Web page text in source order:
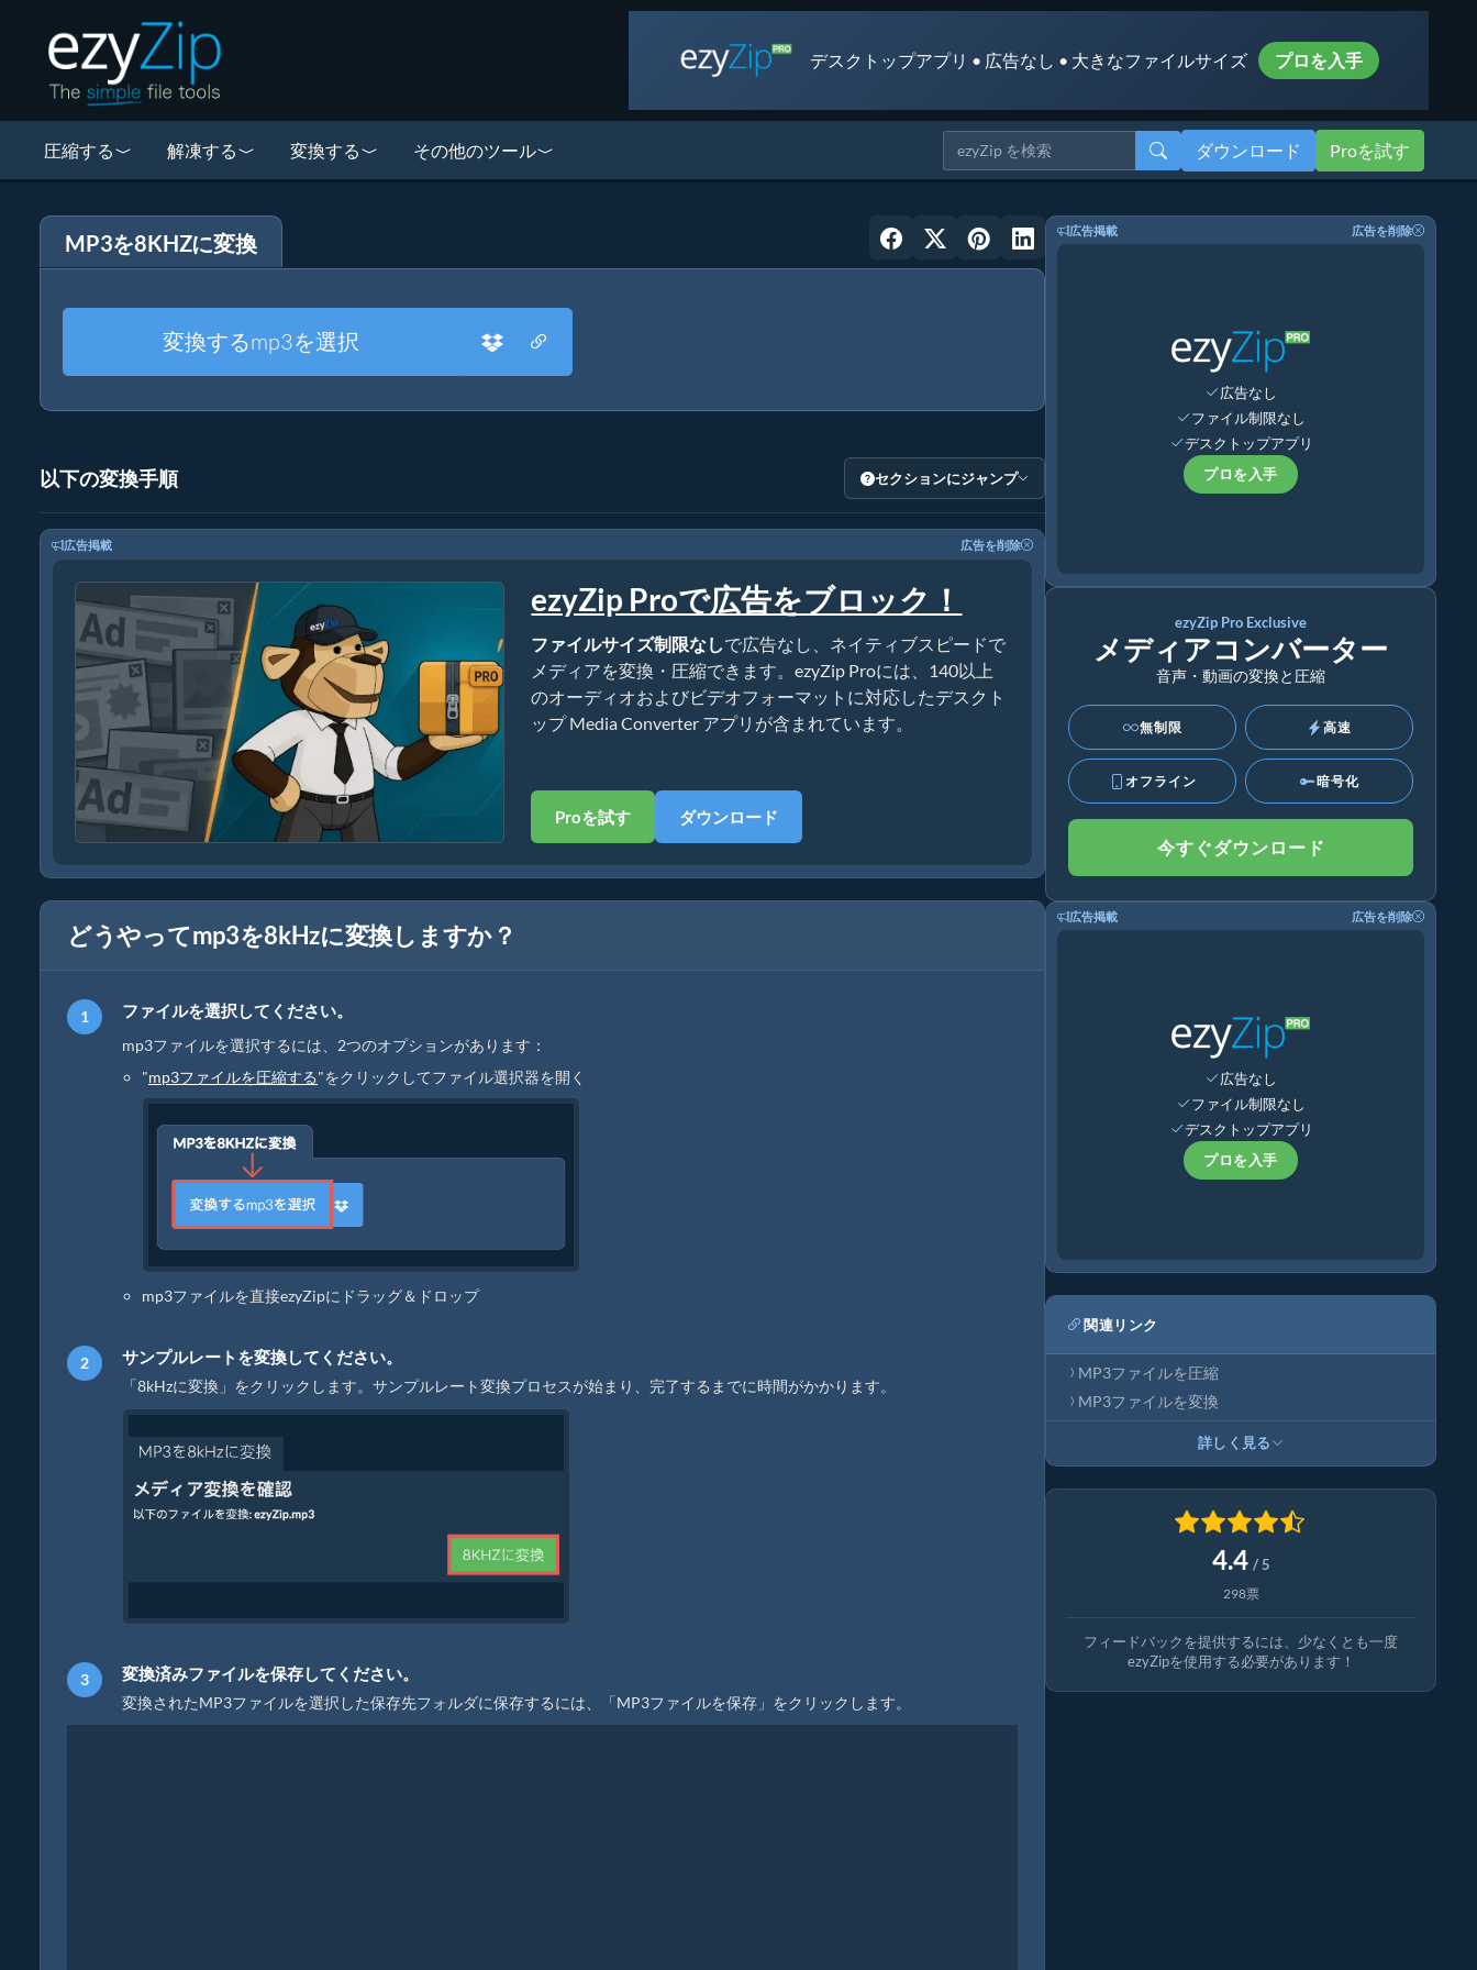
デスクトップアプリ • 広告なし • 大きなファイルサイズ プロを入手
圧縮する 解凍する 変換する その他のツール ダウンロード Proを試す
MP3を8KHZに変換
変換するmp3を選択
以下の変換手順 セクションにジャンプ
広告掲載 広告を削除
ezyZip Proで広告をブロック！
ファイルサイズ制限なしで広告なし、ネイティブスピードで
メディアを変換・圧縮できます。ezyZip Proには、140以上
のオーディオおよびビデオフォーマットに対応したデスクト
ップ Media Converter アプリが含まれています。
Proを試す ダウンロード
どうやってmp3を8kHzに変換しますか？
ファイルを選択してください。
mp3ファイルを選択するには、2つのオプションがあります：
"mp3ファイルを圧縮する"をクリックしてファイル選択器を開く
mp3ファイルを直接ezyZipにドラッグ＆ドロップ
サンプルレートを変換してください。
「8kHzに変換」をクリックします。サンプルレート変換プロセスが始まり、完了するまでに時間がかかります。
変換済みファイルを保存してください。
変換されたMP3ファイルを選択した保存先フォルダに保存するには、「MP3ファイルを保存」をクリックします。
広告掲載 広告を削除
広告なし
ファイル制限なし
デスクトップアプリ
プロを入手
ezyZip Pro Exclusive
メディアコンバーター
音声・動画の変換と圧縮
無制限 高速
オフライン 暗号化
今すぐダウンロード
広告掲載 広告を削除
広告なし
ファイル制限なし
デスクトップアプリ
プロを入手
関連リンク
MP3ファイルを圧縮
MP3ファイルを変換
詳しく見る
4.4 / 5
298票
フィードバックを提供するには、少なくとも一度
ezyZipを使用する必要があります！